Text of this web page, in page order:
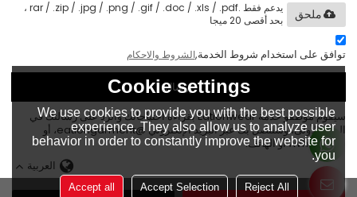
يدعم فقط .rar / .zip / .jpg / .png / .gif / .doc / .xls / .pdf ،
بحد أقصى 20 ميجا
ملحق
توافق على استخدام شروط الخدمة,الشروط والاحكام
إرسال
سيقوم موظفو خدمة Eationwear بقراءة احتياجاتك والرد على رسالتك في
المرة الأولى، وسنتصل بك عبر البريد الإلكتروني @eationgarment، أو
WhatsApp، أو الهاتف.
العربية
Cookie settings
We use cookies to provide you with the best possible
experience. They also allow us to analyze user
behavior in order to constantly improve the website for
you.
Reject All
Accept Selection
Accept all